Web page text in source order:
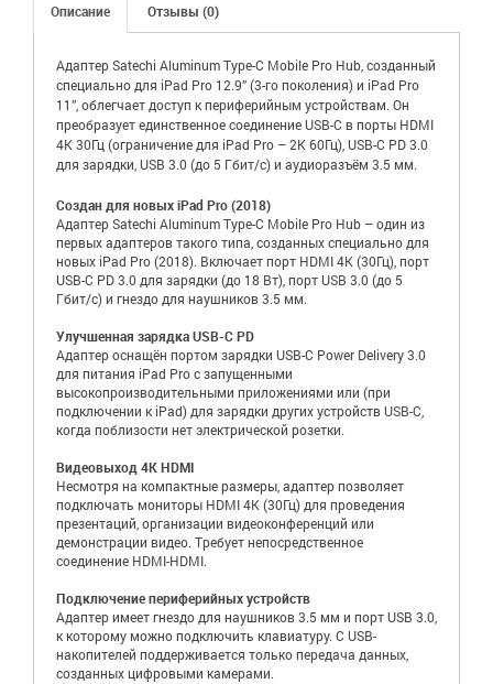
Описание Отзывы (0)
Адаптер Satechi Aluminum Type-C Mobile Pro Hub, созданный
специально для iPad Pro 12.9” (3-го поколения) и iPad Pro
11”, облегчает доступ к периферийным устройствам. Он
преобразует единственное соединение USB-C в порты HDMI
4K 30Гц (ограничение для iPad Pro – 2K 60Гц), USB-C PD 3.0
для зарядки, USB 3.0 (до 5 Гбит/с) и аудиоразъём 3.5 мм.
Создан для новых iPad Pro (2018)
Адаптер Satechi Aluminum Type-C Mobile Pro Hub – один из
первых адаптеров такого типа, созданных специально для
новых iPad Pro (2018). Включает порт HDMI 4K (30Гц), порт
USB-C PD 3.0 для зарядки (до 18 Вт), порт USB 3.0 (до 5
Гбит/с) и гнездо для наушников 3.5 мм.
Улучшенная зарядка USB-C PD
Адаптер оснащён портом зарядки USB-C Power Delivery 3.0
для питания iPad Pro с запущенными
высокопроизводительными приложениями или (при
подключении к iPad) для зарядки других устройств USB-C,
когда поблизости нет электрической розетки.
Видеовыход 4K HDMI
Несмотря на компактные размеры, адаптер позволяет
подключать мониторы HDMI 4K (30Гц) для проведения
презентаций, организации видеоконференций или
демонстрации видео. Требует непосредственное
соединение HDMI-HDMI.
Подключение периферийных устройств
Адаптер имеет гнездо для наушников 3.5 мм и порт USB 3.0,
к которому можно подключить клавиатуру. С USB-
накопителей поддерживается только передача данных,
созданных цифровыми камерами.